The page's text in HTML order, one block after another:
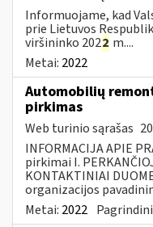
Informuojame, kad
prie Lietuvos
viršininko 2022 m....
Metai: 2022
Automobilių
pirkimas
Web turinio sąrašas
INFORMACIJA APIE
pirkimai I.
KONTAKTINIAI
organizacijos
Metai: 2022